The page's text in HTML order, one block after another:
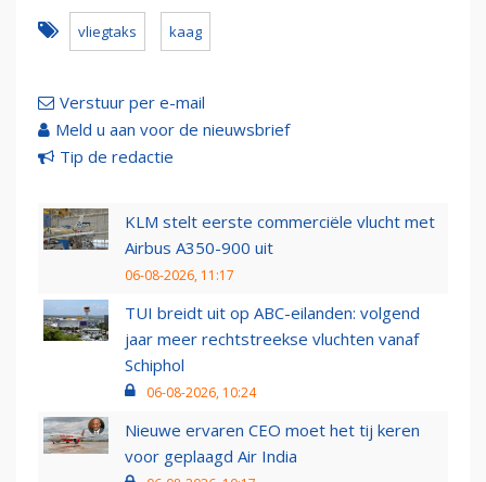
vliegtaks kaag
Verstuur per e-mail
Meld u aan voor de nieuwsbrief
Tip de redactie
KLM stelt eerste commerciële vlucht met
Airbus A350-900 uit
06-08-2026, 11:17
TUI breidt uit op ABC-eilanden: volgend
jaar meer rechtstreekse vluchten vanaf
Schiphol
06-08-2026, 10:24
Nieuwe ervaren CEO moet het tij keren
voor geplaagd Air India